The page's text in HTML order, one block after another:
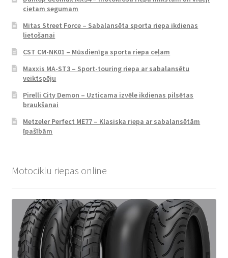
cietam segumam
Mitas Street Force – Sabalansēta sporta riepa ikdienas
lietošanai
CST CM-NK01 – Mūsdienīga sporta riepa ceļam
Maxxis MA-ST3 – Sport-touring riepa ar sabalansētu
veiktspēju
Pirelli City Demon – Uzticama izvēle ikdienas pilsētas
braukšanai
Metzeler Perfect ME77 – Klasiska riepa ar sabalansētām
īpašībām
Motociklu riepas online